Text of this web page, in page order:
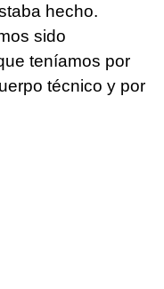
hecho.
sido
teníamos por
técnico y por